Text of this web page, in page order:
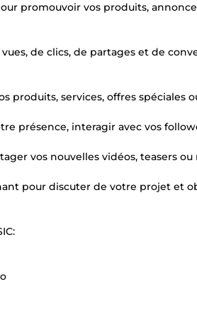
promouvoir vos produits,
de clics, de partages et de
produits, services, offres spéciales
présence, interagir avec vos
vos nouvelles vidéos, teasers
pour discuter de votre projet et